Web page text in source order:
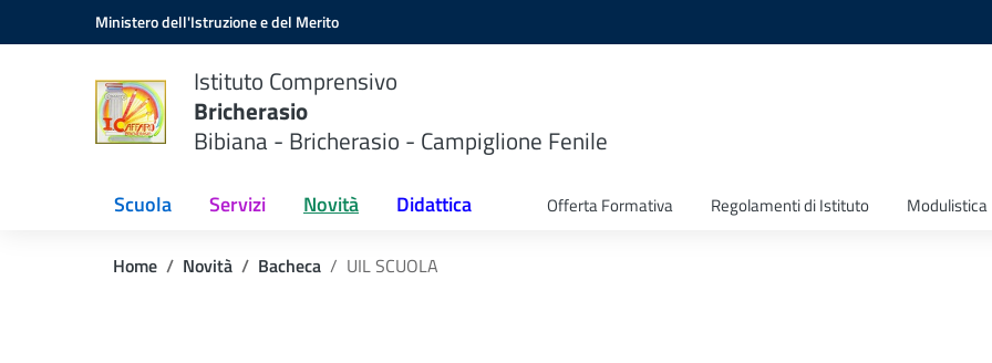
Vai ai contenuti
Vai al menu di navigazioneMinistero dell'Istruzione e del Merito
Istituto Comprensivo
Bricherasio
Bibiana - Bricherasio - Campiglione Fenile
Scuola Servizi Novità Didattica Offerta Formativa Regolamenti di Istituto Modulistica
Home Novità Bacheca UIL SCUOLA